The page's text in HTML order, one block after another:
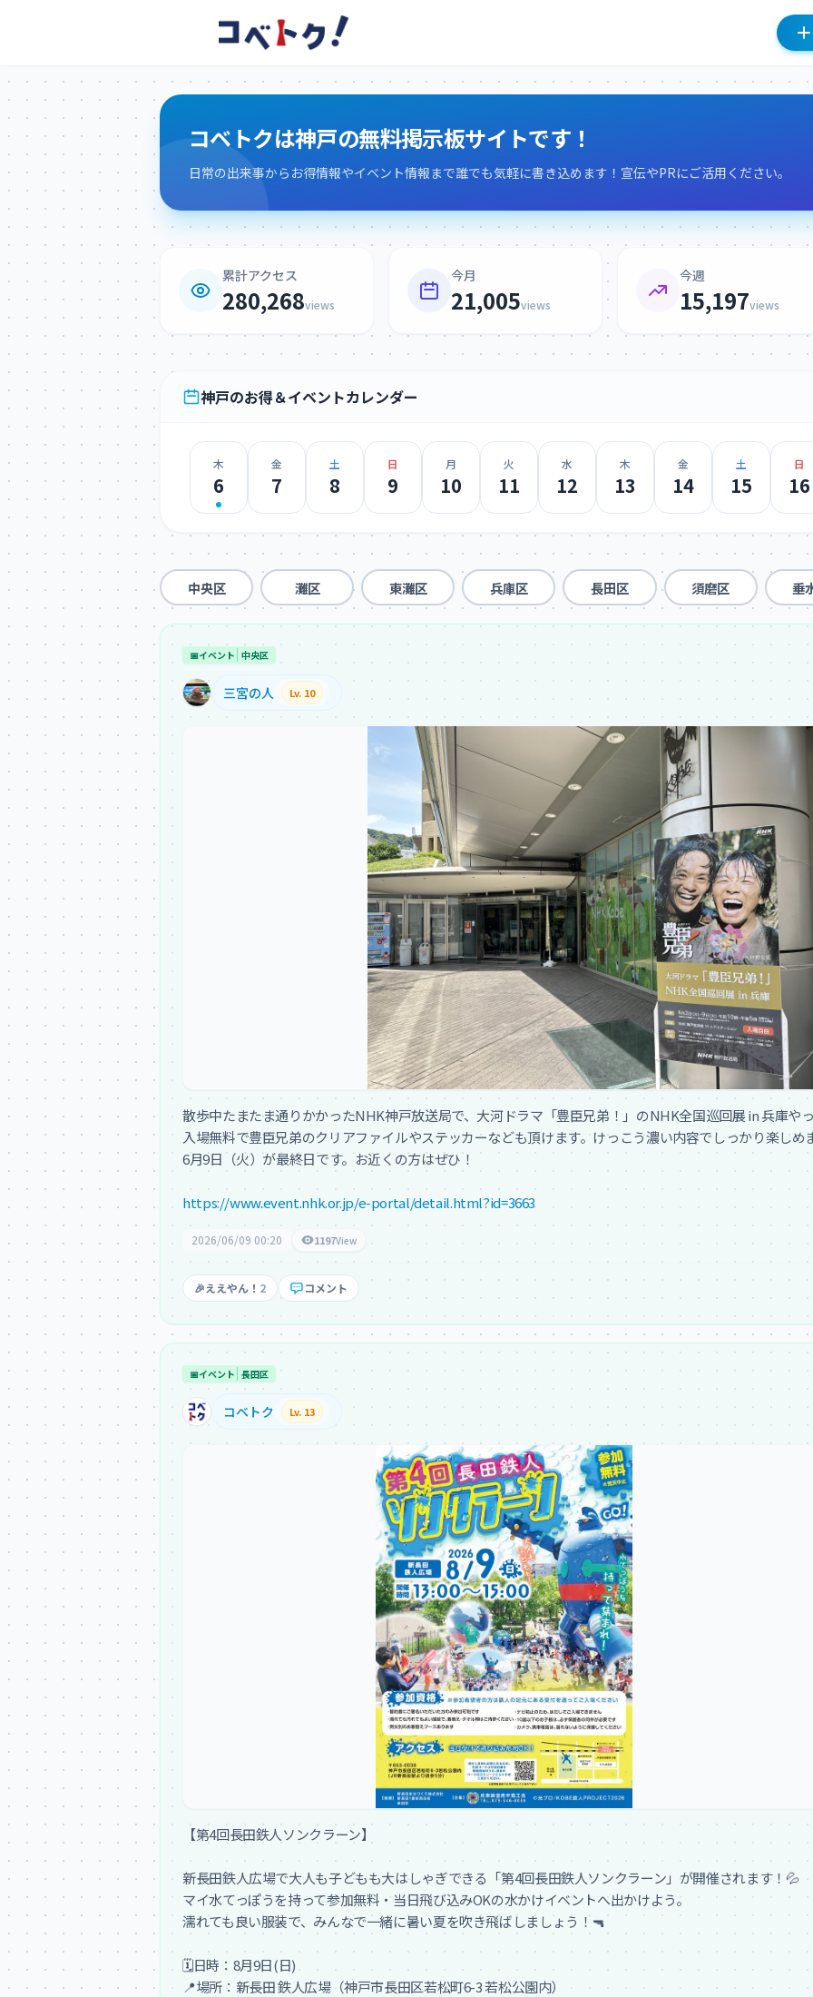
コベトクは神戸の無料掲示板サイトです！
日常の出来事からお得情報やイベント情報まで誰でも気軽に書き込めます！宣伝やPRにご活用ください。
累計アクセス
280,268views
今月
21,005views
今週
15,197views
神戸のお得＆イベントカレンダー
木
6
金
7
土
8
日
9
月
10
火
11
水
12
木
13
金
14
土
15
日
16
中央区 灘区 東灘区 兵庫区 長田区 須磨区 垂
📅イベント 中央区
三宮の人 Lv. 10
散歩中たまたま通りかかったNHK神戸放送局で、大河ドラマ「豊臣兄弟！」のNHK全国巡回展 in 兵庫や
入場無料で豊臣兄弟のクリアファイルやステッカーなども頂けます。けっこう濃い内容でしっかり楽しめ
6月9日（火）が最終日です。お近くの方はぜひ！
https://www.event.nhk.or.jp/e-portal/detail.html?id=3663
2026/06/09 00:20 1197View
🎉ええやん！ 2 コメント
📅イベント 長田区
コベトク Lv. 13
【第4回長田鉄人ソンクラーン】
新長田鉄人広場で大人も子どもも大はしゃぎできる「第4回長田鉄人ソンクラーン」が開催されます！💦
マイ水てっぽうを持って参加無料・当日飛び込みOKの水かけイベントへ出かけよう。
濡れても良い服装で、みんなで一緒に暑い夏を吹き飛ばしましょう！🔫
🗓️日時：8月9日(日)
📍場所：新長田 鉄人広場（神戸市長田区若松町6-3 若松公園内）
コメントを投稿するにはログインが必要です
新規登録